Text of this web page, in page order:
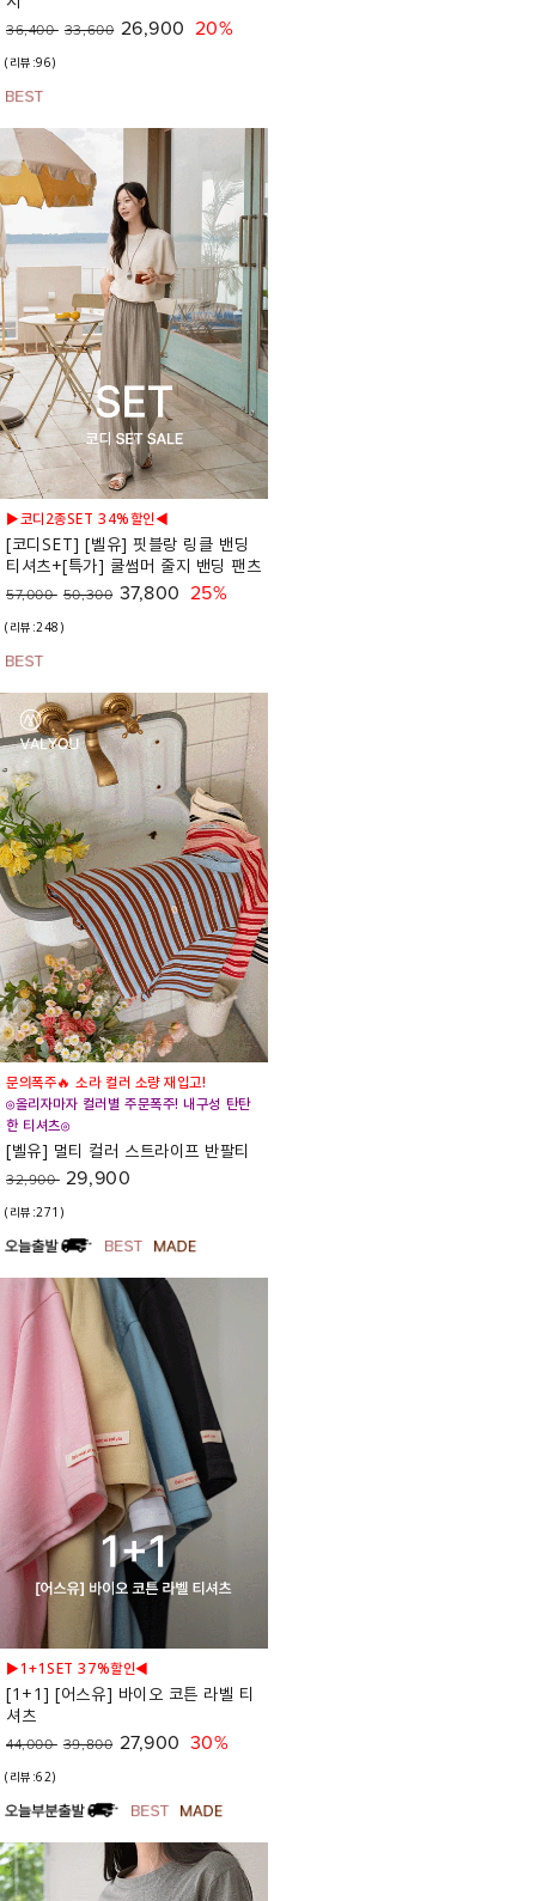
36,400 33,600 26,900 20%
(리뷰:96)
▶코디2종SET 34%할인◀
[코디SET] [벨유] 핏블랑 링클 밴딩
티셔츠+[특가] 쿨썸머 줄지 밴딩 팬츠
57,000 50,300 37,800 25%
(리뷰:248)
문의폭주🔥 소라 컬러 소량 재입고!
◎올리자마자 컬러별 주문폭주! 내구성 탄탄
한 티셔츠◎
[벨유] 멀티 컬러 스트라이프 반팔티
32,900 29,900
(리뷰:271)
▶1+1SET 37%할인◀
[1+1] [어스유] 바이오 코튼 라벨 티
셔츠
44,000 39,800 27,900 30%
(리뷰:62)